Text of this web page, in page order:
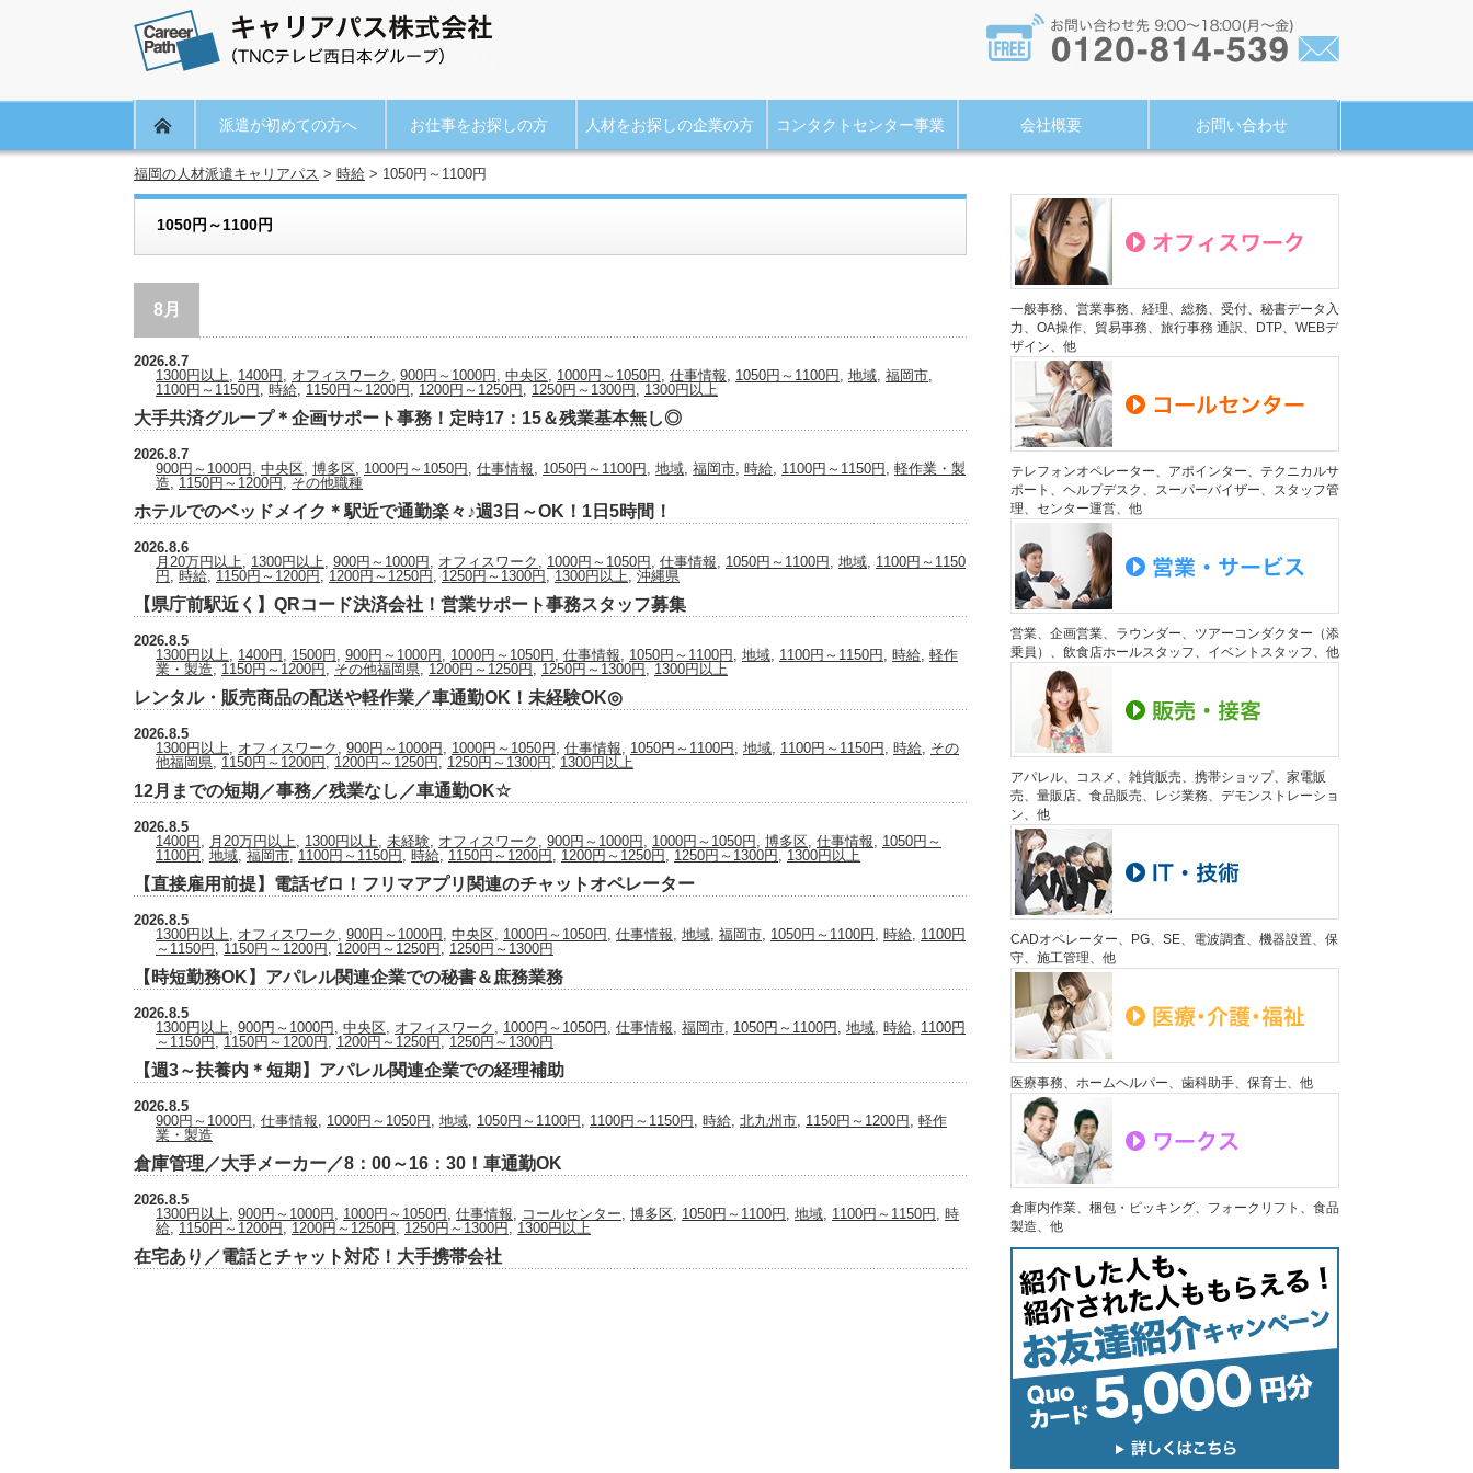
派遣が初めての方へ お仕事をお探しの方 人材をお探しの企業の方 コンタクトセンター事業 会社概要 お問い合わせ
福岡の人材派遣キャリアパス > 時給 > 1050円～1100円
1050円～1100円
8月
2026.8.7
1300円以上, 1400円 , オフィスワーク , 900円～1000円 , 中央区, 1000円～1050円 , 仕事情報, 1050円～1100円 , 地域, 福岡市,
1100円～1150円 , 時給, 1150円～1200円 , 1200円～1250円 , 1250円～1300円 , 1300円以上
大手共済グループ＊企画サポート事務！定時17：15＆残業基本無し◎
2026.8.7
900円～1000円 , 中央区, 博多区, 1000円～1050円 , 仕事情報, 1050円～1100円 , 地域, 福岡市, 時給, 1100円～1150円 , 軽作業・製
造, 1150円～1200円 , その他職種
ホテルでのベッドメイク＊駅近で通勤楽々♪週3日～OK！1日5時間！
2026.8.6
月20万円以上, 1300円以上, 900円～1000円 , オフィスワーク , 1000円～1050円 , 仕事情報, 1050円～1100円 , 地域, 1100円～1150
円 , 時給, 1150円～1200円 , 1200円～1250円 , 1250円～1300円 , 1300円以上, 沖縄県
【県庁前駅近く】QRコード決済会社！営業サポート事務スタッフ募集
2026.8.5
1300円以上, 1400円 , 1500円 , 900円～1000円 , 1000円～1050円 , 仕事情報, 1050円～1100円 , 地域, 1100円～1150円 , 時給, 軽作
業・製造, 1150円～1200円 , その他福岡県, 1200円～1250円 , 1250円～1300円 , 1300円以上
レンタル・販売商品の配送や軽作業／車通勤OK！未経験OK◎
2026.8.5
1300円以上, オフィスワーク , 900円～1000円 , 1000円～1050円 , 仕事情報, 1050円～1100円 , 地域, 1100円～1150円 , 時給, その
他福岡県, 1150円～1200円 , 1200円～1250円 , 1250円～1300円 , 1300円以上
12月までの短期／事務／残業なし／車通勤OK☆
2026.8.5
1400円 , 月20万円以上, 1300円以上, 未経験, オフィスワーク , 900円～1000円 , 1000円～1050円 , 博多区, 仕事情報, 1050円～
1100円 , 地域, 福岡市, 1100円～1150円 , 時給, 1150円～1200円 , 1200円～1250円 , 1250円～1300円 , 1300円以上
【直接雇用前提】電話ゼロ！フリマアプリ関連のチャットオペレーター
2026.8.5
1300円以上, オフィスワーク , 900円～1000円 , 中央区, 1000円～1050円 , 仕事情報, 地域, 福岡市, 1050円～1100円 , 時給, 1100円
～1150円 , 1150円～1200円 , 1200円～1250円 , 1250円～1300円
【時短勤務OK】アパレル関連企業での秘書＆庶務業務
2026.8.5
1300円以上, 900円～1000円 , 中央区, オフィスワーク , 1000円～1050円 , 仕事情報, 福岡市, 1050円～1100円 , 地域, 時給, 1100円
～1150円 , 1150円～1200円 , 1200円～1250円 , 1250円～1300円
【週3～扶養内＊短期】アパレル関連企業での経理補助
2026.8.5
900円～1000円 , 仕事情報, 1000円～1050円 , 地域, 1050円～1100円 , 1100円～1150円 , 時給, 北九州市, 1150円～1200円 , 軽作
業・製造
倉庫管理／大手メーカー／8：00～16：30！車通勤OK
2026.8.5
1300円以上, 900円～1000円 , 1000円～1050円 , 仕事情報, コールセンター, 博多区, 1050円～1100円 , 地域, 1100円～1150円 , 時
給, 1150円～1200円 , 1200円～1250円 , 1250円～1300円 , 1300円以上
在宅あり／電話とチャット対応！大手携帯会社
一般事務、営業事務、経理、総務、受付、秘書データ入
力、OA操作、貿易事務、旅行事務 通訳、DTP、WEBデ
ザイン、他
テレフォンオペレーター、アポインター、テクニカルサ
ポート、ヘルプデスク、スーパーバイザー、スタッフ管
理、センター運営、他
営業、企画営業、ラウンダー、ツアーコンダクター（添
乗員）、飲食店ホールスタッフ、イベントスタッフ、他
アパレル、コスメ、雑貨販売、携帯ショップ、家電販
売、量販店、食品販売、レジ業務、デモンストレーショ
ン、他
CADオペレーター、PG、SE、電波調査、機器設置、保
守、施工管理、他
医療事務、ホームヘルパー、歯科助手、保育士、他
倉庫内作業、梱包・ピッキング、フォークリフト、食品
製造、他